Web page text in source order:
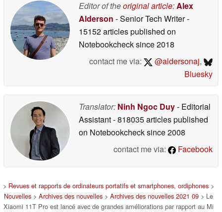
Editor of theoriginal article:Alex
Alderson - Senior Tech Writer-
15152 articles published on
Notebookchecksince 2018
contact me via:
@aldersonaj,
Bluesky
Translator: Ninh Ngoc Duy- Editorial
Assistant- 818035 articles published
on Notebookchecksince 2008
contact me via:
Facebook
> Revues et rapports de ordinateurs portatifs et smartphones, ordiphones >
Nouvelles > Archives des nouvelles > Archives des nouvelles 2021 09 > Le
Xiaomi 11T Pro est lancé avec de grandes améliorations par rapport au Mi